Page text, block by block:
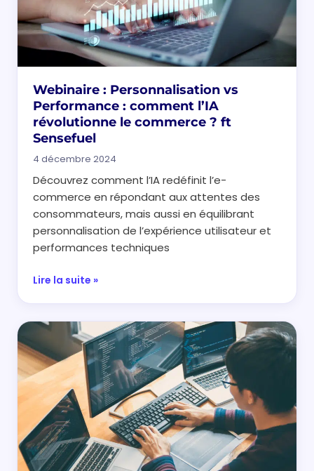
Webinaire : Personnalisation vs
Performance : comment l’IA
révolutionne le commerce ? ft
Sensefuel
4 décembre 2024
Découvrez comment l’IA redéfinit l’e-
commerce en répondant aux attentes des
consommateurs, mais aussi en équilibrant
personnalisation de l’expérience utilisateur et
performances techniques
Lire la suite »